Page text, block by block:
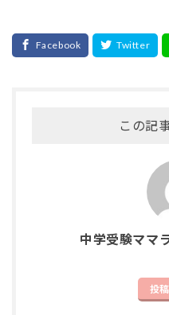
この記
中学受験ママ
投